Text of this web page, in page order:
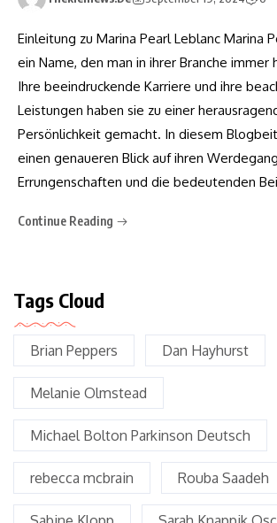
Einleitung zu Marina Pearl Leblanc Marina
ein Name, den man in ihrer Branche immer
Ihre beeindruckende Karriere und ihre
Leistungen haben sie zu einer
Persönlichkeit gemacht. In diesem
einen genaueren Blick auf ihren
Errungenschaften und die bedeutenden
Continue Reading
Tags Cloud
Brian Peppers Dan Hayhurst
Melanie Olmstead
Michael Bolton Parkinson Deutsch
rebecca mcbrain Rouba Saadeh